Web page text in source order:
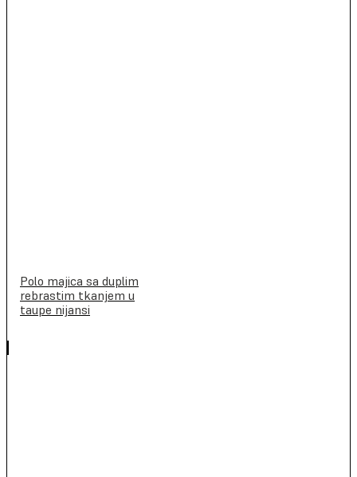
Polo majica sa duplim
rebrastim tkanjem u
taupe nijansi